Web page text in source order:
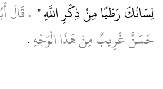
لِسَانُكَ رَطْبًا مِنْ ذِكْرِ اللَّهِ ‏" ‏.‏
حَسَنٌ غَرِيبٌ مِنْ هَذَا الْوَجْهِ‏.‏